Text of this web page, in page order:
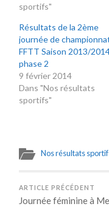
sportifs"
Résultats de la 2ème
journée de
FFTT Saison 2013/
phase 2
9 février 2014
Dans "Nos résultats
sportifs"
Nos résultats
ARTICLE PRÉCÉDENT
Journée féminine à